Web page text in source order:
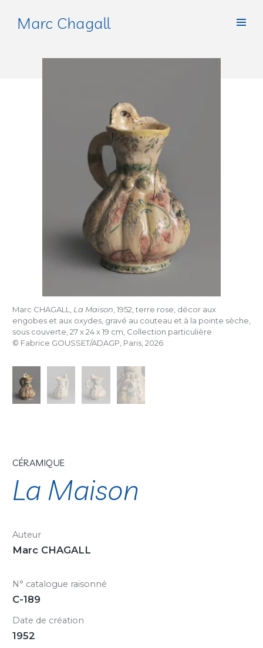
Marc Chagall
CÉRAMIQUE
La Maison
Auteur
Marc CHAGALL
N° catalogue raisonné
C-189
Date de création
1952
Marc CHAGALL, La Maison , 1952, terre rose, décor aux
engobes et aux oxydes, gravé au couteau et à la pointe sèche,
sous couverte, 27 x 24 x 19 cm, Collection particulière
© Fabrice GOUSSET/ADAGP, Paris, 2026